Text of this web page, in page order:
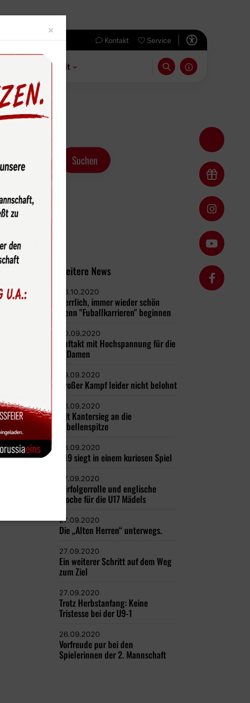
Kontakt Service
Fun & Freizeit
Weitere News
03.10.2020
Herrlich, immer wieder schön
wenn "Fuballkarrieren" beginnen
30.09.2020
Auftakt mit Hochspannung für die
1. Damen
29.09.2020
Großer Kampf leider nicht belohnt
28.09.2020
Mit Kantersieg an die
Tabellenspitze
28.09.2020
U19 siegt in einem kuriosen Spiel
27.09.2020
Verfolgerrolle und englische
Woche für die U17 Mädels
27.09.2020
Die „Alten Herren“ unterwegs.
27.09.2020
Ein weiterer Schritt auf dem Weg
zum Ziel
27.09.2020
Trotz Herbstanfang: Keine
Tristesse bei der U9-1
26.09.2020
Vorfreude pur bei den
Spielerinnen der 2. Mannschaft
× Close